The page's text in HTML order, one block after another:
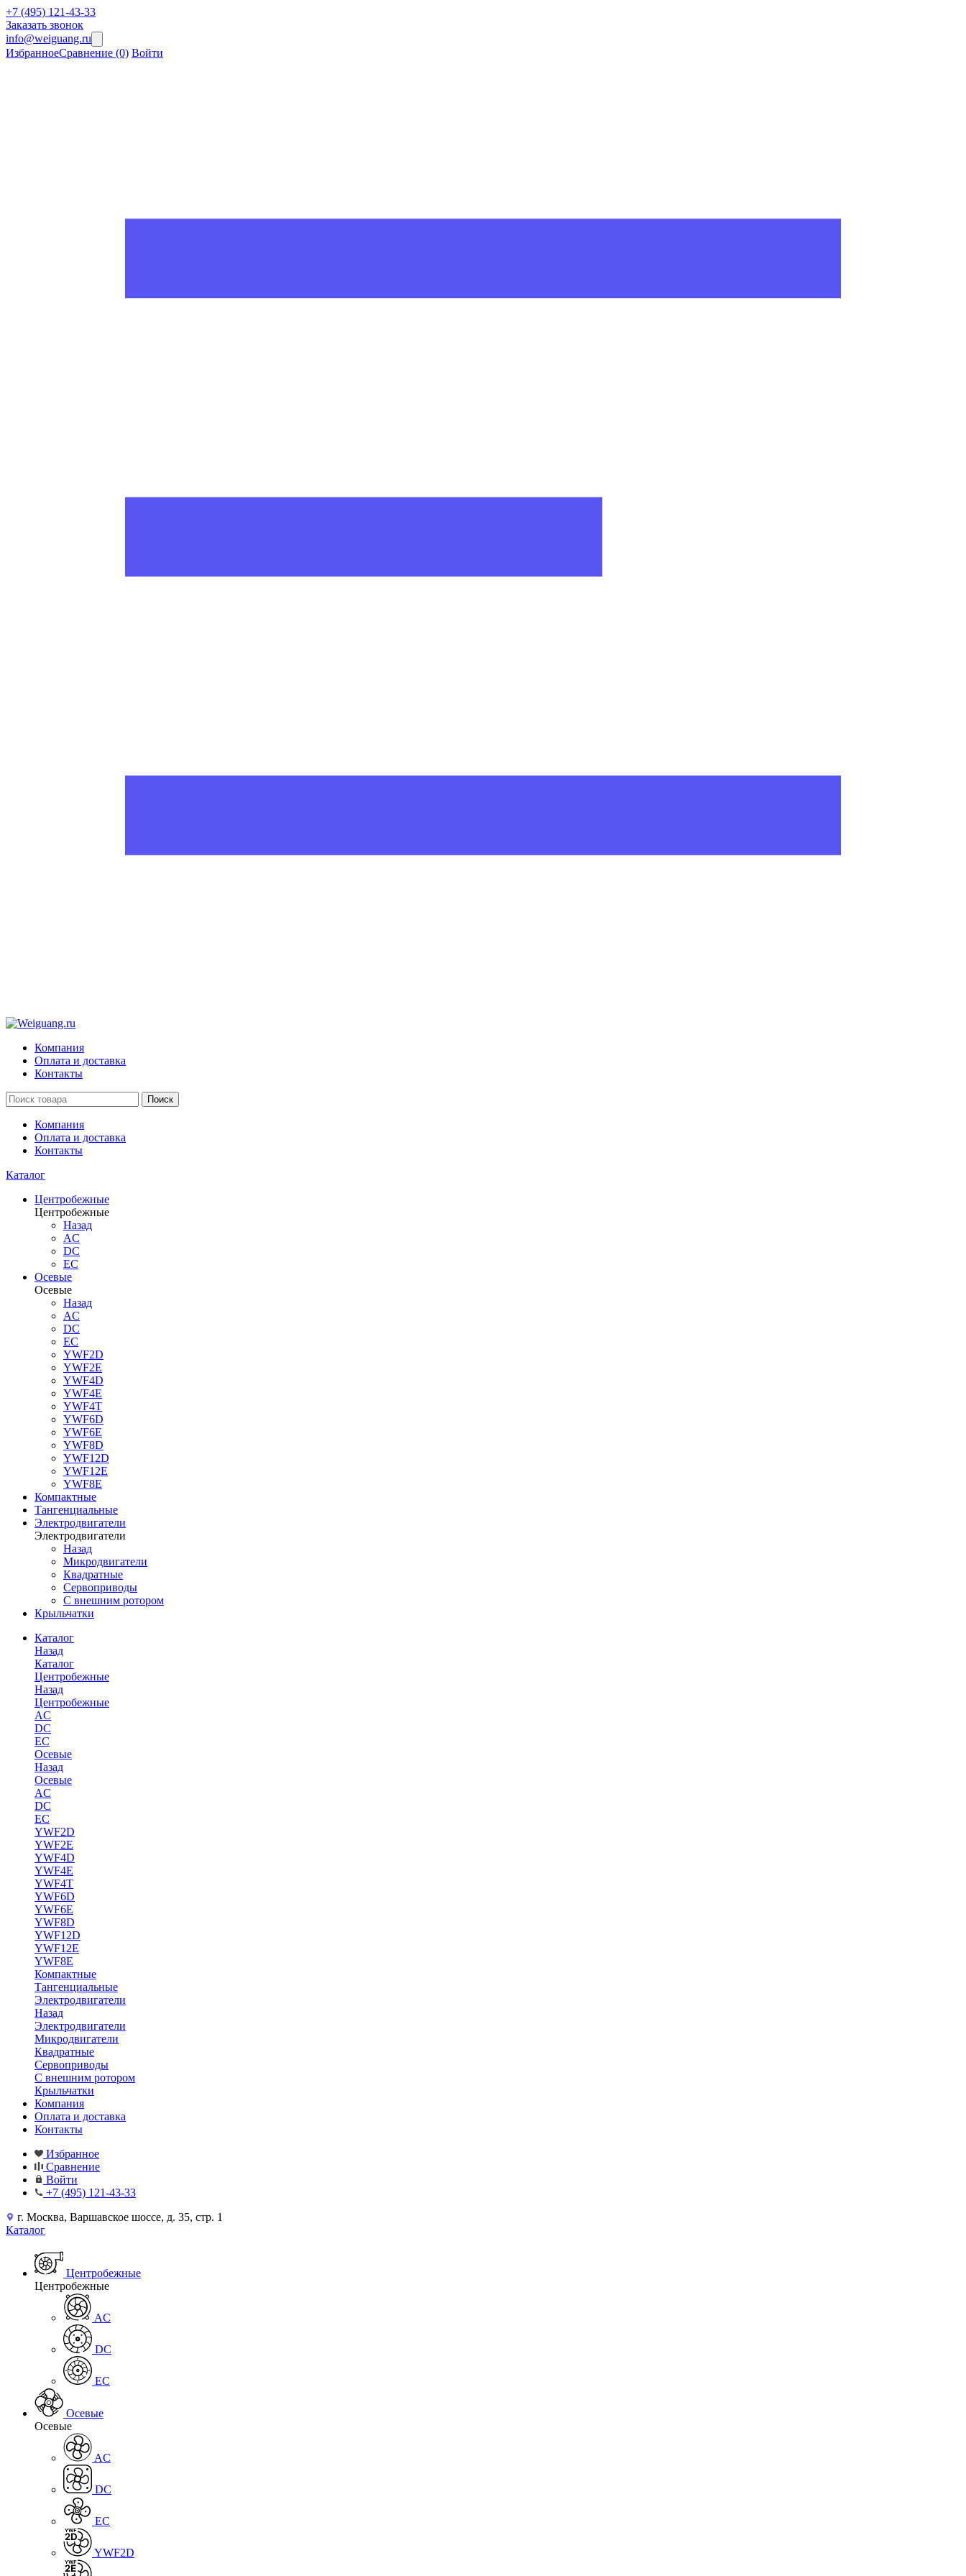
+7 (495) 121-43-33
Заказать звонок
info@weiguang.ru
ИзбранноеСравнение (0) Войти
Компания
Оплата и доставка
Контакты
Поиск
Компания
Оплата и доставка
Контакты
Каталог
Центробежные
Центробежные
Назад
AC
DC
EC
Осевые
Осевые
Назад
AC
DC
EC
YWF2D
YWF2E
YWF4D
YWF4E
YWF4T
YWF6D
YWF6E
YWF8D
YWF12D
YWF12E
YWF8E
Компактные
Тангенциальные
Электродвигатели
Электродвигатели
Назад
Микродвигатели
Квадратные
Сервоприводы
С внешним ротором
Крыльчатки
Каталог
Назад
Каталог
Центробежные
Назад
Центробежные
AC
DC
EC
Осевые
Назад
Осевые
AC
DC
EC
YWF2D
YWF2E
YWF4D
YWF4E
YWF4T
YWF6D
YWF6E
YWF8D
YWF12D
YWF12E
YWF8E
Компактные
Тангенциальные
Электродвигатели
Назад
Электродвигатели
Микродвигатели
Квадратные
Сервоприводы
С внешним ротором
Крыльчатки
Компания
Оплата и доставка
Контакты
Избранное
Сравнение
Войти
+7 (495) 121-43-33
г. Москва, Варшавское шоссе, д. 35, стр. 1
Каталог
Центробежные
Центробежные
AC
DC
EC
Осевые
Осевые
AC
DC
EC
YWF2D